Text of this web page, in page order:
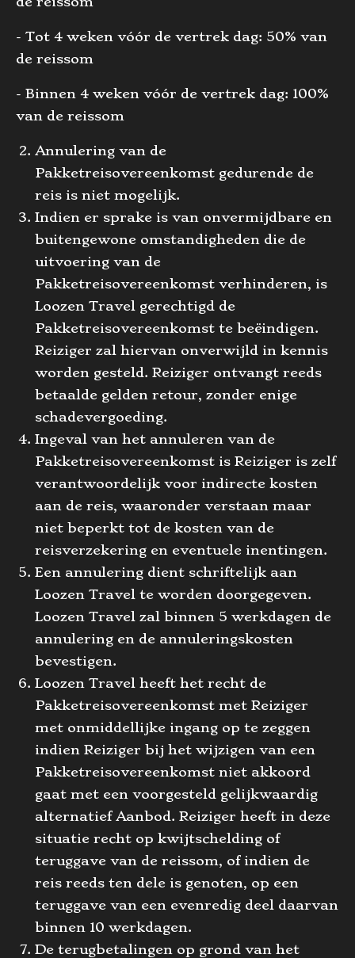
- Tot 4 weken vóór de vertrek dag: 50% van
de reissom
- Binnen 4 weken vóór de vertrek dag: 100%
van de reissom
Annulering van de
Pakketreisovereenkomst gedurende de
reis is niet mogelijk.
Indien er sprake is van onvermijdbare en
buitengewone omstandigheden die de
uitvoering van de
Pakketreisovereenkomst verhinderen, is
Loozen Travel gerechtigd de
Pakketreisovereenkomst te beëindigen.
Reiziger zal hiervan onverwijld in kennis
worden gesteld. Reiziger ontvangt reeds
betaalde gelden retour, zonder enige
schadevergoeding.
Ingeval van het annuleren van de
Pakketreisovereenkomst is Reiziger is zelf
verantwoordelijk voor indirecte kosten
aan de reis, waaronder verstaan maar
niet beperkt tot de kosten van de
reisverzekering en eventuele inentingen.
Een annulering dient schriftelijk aan
Loozen Travel te worden doorgegeven.
Loozen Travel zal binnen 5 werkdagen de
annulering en de annuleringskosten
bevestigen.
Loozen Travel heeft het recht de
Pakketreisovereenkomst met Reiziger
met onmiddellijke ingang op te zeggen
indien Reiziger bij het wijzigen van een
Pakketreisovereenkomst niet akkoord
gaat met een voorgesteld gelijkwaardig
alternatief Aanbod. Reiziger heeft in deze
situatie recht op kwijtschelding of
teruggave van de reissom, of indien de
reis reeds ten dele is genoten, op een
teruggave van een evenredig deel daarvan
binnen 10 werkdagen.
De terugbetalingen op grond van het